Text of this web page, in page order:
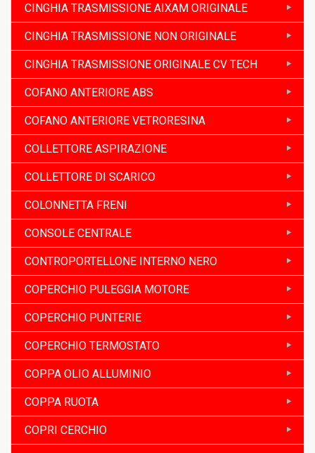
CINGHIA TRASMISSIONE AIXAM ORIGINALE
CINGHIA TRASMISSIONE NON ORIGINALE
CINGHIA TRASMISSIONE ORIGINALE CV TECH
COFANO ANTERIORE ABS
COFANO ANTERIORE VETRORESINA
COLLETTORE ASPIRAZIONE
COLLETTORE DI SCARICO
COLONNETTA FRENI
CONSOLE CENTRALE
CONTROPORTELLONE INTERNO NERO
COPERCHIO PULEGGIA MOTORE
COPERCHIO PUNTERIE
COPERCHIO TERMOSTATO
COPPA OLIO ALLUMINIO
COPPA RUOTA
COPRI CERCHIO